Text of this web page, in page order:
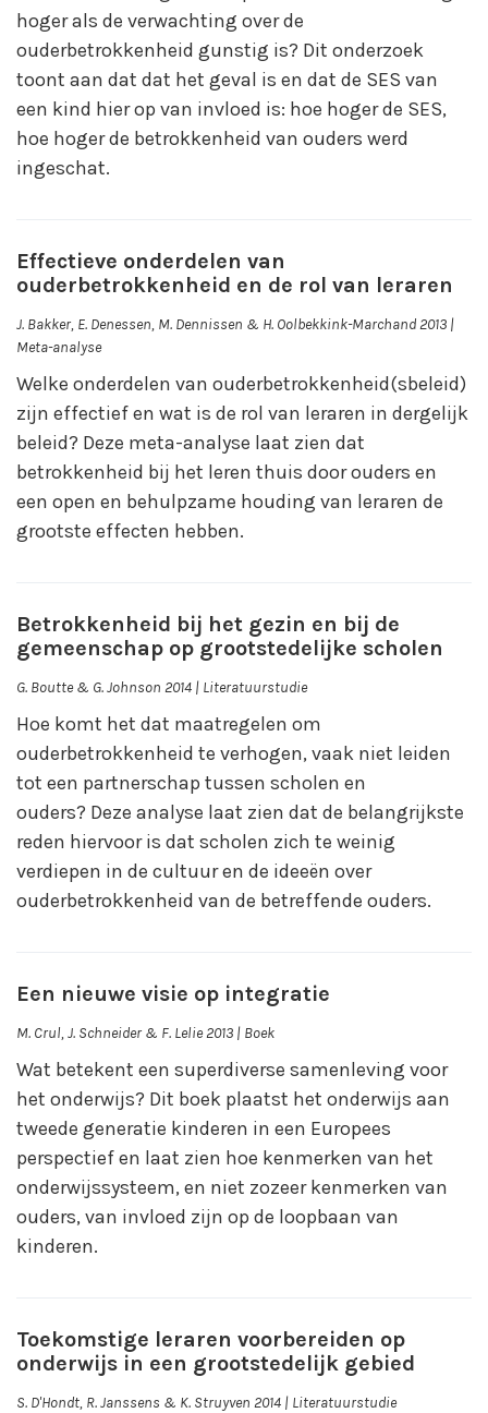
hoger als de verwachting over de
ouderbetrokkenheid gunstig is? Dit onderzoek
toont aan dat dat het geval is en dat de SES van
een kind hier op van invloed is: hoe hoger de SES,
hoe hoger de betrokkenheid van ouders werd
ingeschat.
Effectieve onderdelen van
ouderbetrokkenheid en de rol van leraren
J. Bakker, E. Denessen, M. Dennissen & H. Oolbekkink-Marchand 2013 |
Meta-analyse
Welke onderdelen van ouderbetrokkenheid(sbeleid)
zijn effectief en wat is de rol van leraren in dergelijk
beleid? Deze meta-analyse laat zien dat
betrokkenheid bij het leren thuis door ouders en
een open en behulpzame houding van leraren de
grootste effecten hebben.
Betrokkenheid bij het gezin en bij de
gemeenschap op grootstedelijke scholen
G. Boutte & G. Johnson 2014 | Literatuurstudie
Hoe komt het dat maatregelen om
ouderbetrokkenheid te verhogen, vaak niet leiden
tot een partnerschap tussen scholen en
ouders? Deze analyse laat zien dat de belangrijkste
reden hiervoor is dat scholen zich te weinig
verdiepen in de cultuur en de ideeën over
ouderbetrokkenheid van de betreffende ouders.
Een nieuwe visie op integratie
M. Crul, J. Schneider & F. Lelie 2013 | Boek
Wat betekent een superdiverse samenleving voor
het onderwijs? Dit boek plaatst het onderwijs aan
tweede generatie kinderen in een Europees
perspectief en laat zien hoe kenmerken van het
onderwijssysteem, en niet zozeer kenmerken van
ouders, van invloed zijn op de loopbaan van
kinderen.
Toekomstige leraren voorbereiden op
onderwijs in een grootstedelijk gebied
S. D'Hondt, R. Janssens & K. Struyven 2014 | Literatuurstudie